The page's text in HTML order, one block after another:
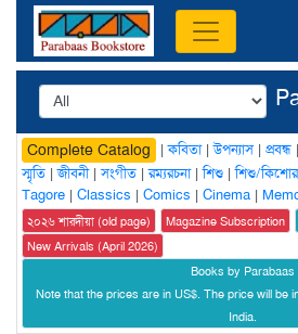
Complete Catalog |কবিতা|উপন্যাস| প্রবন্ধ |
স্মৃতি |জীবনী|সংগীত |রম্যরচনা|শিশু |শিশু/কিশোর
Tagore | Classics | Comics | Cinema |
২০২৬ শারদীয়া (old page)
Magazine Subscription
New Arrivals (April 2026)
Books by Parabaas
Note that the prices are in US$. The price will be
India.